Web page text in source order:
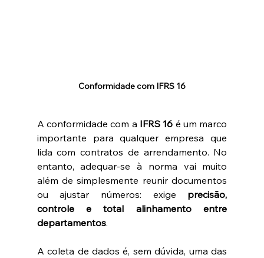
Conformidade com IFRS 16
A conformidade com a IFRS 16 é um marco
importante para qualquer empresa que
lida com contratos de arrendamento. No
entanto, adequar-se à norma vai muito
além de simplesmente reunir documentos
ou ajustar números: exige precisão,
controle e total alinhamento entre
departamentos.
A coleta de dados é, sem dúvida, uma das